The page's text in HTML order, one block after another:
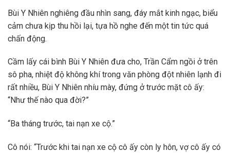
Bùi Y Nhiên nghiêng đầu nhìn sang, đáy mắt kinh ngạc, biểu
cảm chưa kịp thu hồi lại, tựa hồ nghe đến một tin tức quá
chấn động.
Cầm lấy cái bình Bùi Y Nhiên đưa cho, Trần Cẩm ngồi ở trên
sô pha, nhiệt độ không khí trong văn phòng đột nhiên lạnh đi
rất nhiều, Bùi Y Nhiên nhíu mày, đứng ở trước mặt cô ấy:
“Như thế nào qua đời?”
“Ba tháng trước, tai nạn xe cộ.”
Cô nói: “Trước khi tai nạn xe cộ cô ấy còn ly hôn, vợ cô ấy có